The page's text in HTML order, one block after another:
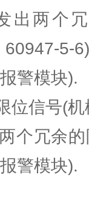
出两个
5-
警模块).
位信号(
个冗余
警模块).